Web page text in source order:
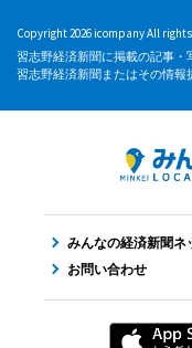
Copyright 2026 icompany All
習志野経済新聞に掲載の記事・
習志野経済新聞またはその情報
みんなの経済新聞ネ
お問い合わせ